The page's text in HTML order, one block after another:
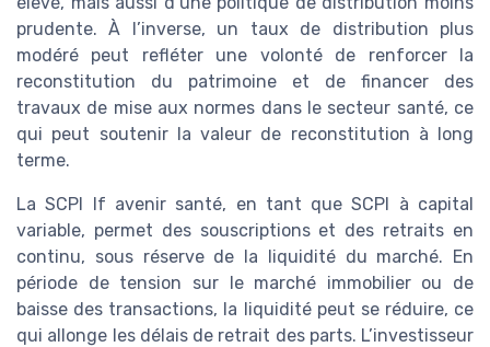
prudente. À l’inverse, un taux de distribution plus
modéré peut refléter une volonté de renforcer la
reconstitution du patrimoine et de financer des
travaux de mise aux normes dans le secteur santé, ce
qui peut soutenir la valeur de reconstitution à long
terme.
La SCPI lf avenir santé, en tant que SCPI à capital
variable, permet des souscriptions et des retraits en
continu, sous réserve de la liquidité du marché. En
période de tension sur le marché immobilier ou de
baisse des transactions, la liquidité peut se réduire, ce
qui allonge les délais de retrait des parts. L’investisseur